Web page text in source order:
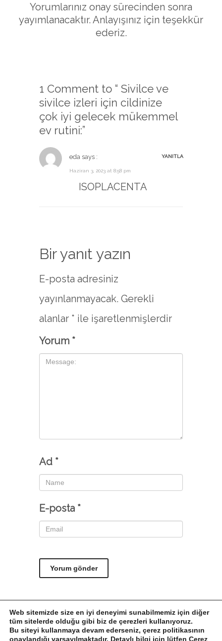
Yorumlarınız onay sürecinden sonra
yayımlanacaktır. Anlayışınız için teşekkür
ederiz.
1 Comment to “ Sivilce ve
sivilce izleri için cildinize
çok iyi gelecek mükemmel
ev rutini:”
eda says : YANITLA
Haziran 3, 2023 at 8:58 pm
ISOPLACENTA
Bir yanıt yazın
E-posta adresiniz
yayınlanmayacak. Gerekli
alanlar * ile işaretlenmişlerdir
Yorum *
Ad *
E-posta *
Web sitemizde size en iyi deneyimi sunabilmemiz için diğer
tüm sitelerde olduğu gibi biz de çerezleri kullanıyoruz.
Bu siteyi kullanmaya devam ederseniz, çerez politikasının
onaylandığı varsayılmaktadır. Detaylı bilgi için lütfen Çerez